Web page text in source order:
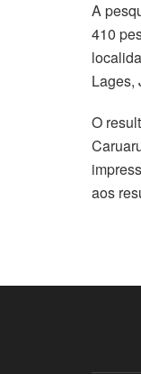
A
410
Lages,
O
aos